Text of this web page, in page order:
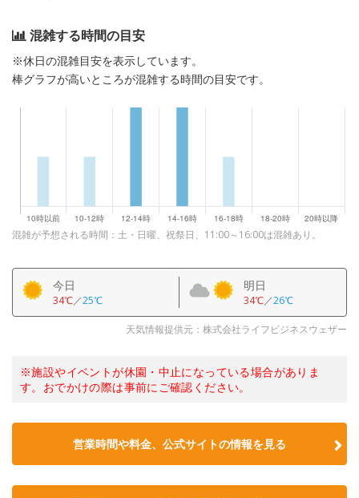
混雑する時間の目安
※休日の混雑目安を表示しています。
棒グラフが高いところが混雑する時間の目安です。
混雑が予想される時間：土・日曜、祝祭日、11:00～16:00は混雑あり。
今日
34℃／25℃
明日
34℃／26℃
天気情報提供元：株式会社ライフビジネスウェザー
※施設やイベントが休園・中止になっている場合がありま
す。おでかけの際は事前にご確認ください。
営業時間や料金、公式サイトの情報を見る